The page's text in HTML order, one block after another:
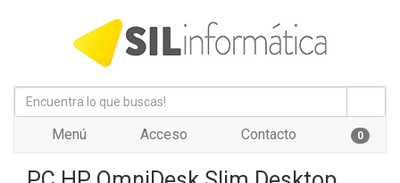
Menú Acceso Contacto 0